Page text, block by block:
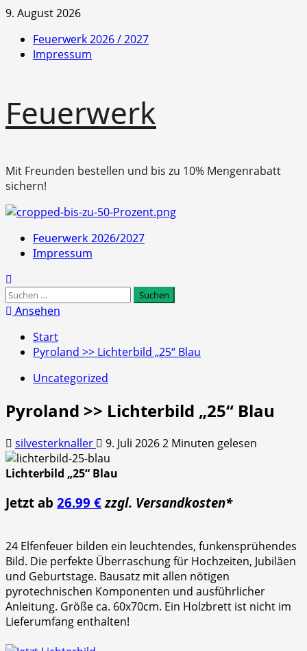
Zum
springen
9. August 2026
Feuerwerk 2026 / 2027
Impressum
Feuerwerk
Mit Freunden bestellen und bis zu 10% Mengenrabatt
sichern!
Primäres
Menü
Feuerwerk 2026/2027
Impressum
Suchen
nach:
Ansehen
Start
Pyroland >> Lichterbild „25“ Blau
Uncategorized
Pyroland >> Lichterbild „25“ Blau
silvesterknaller 9. Juli 20262 Minuten gelesen
Lichterbild „25“ Blau
Jetzt ab 26.99 € zzgl. Versandkosten*
24 Elfenfeuer bilden ein leuchtendes, funkensprühendes
Bild. Die perfekte Überraschung für Hochzeiten, Jubiläen
und Geburtstage. Bausatz mit allen nötigen
pyrotechnischen Komponenten und ausführlicher
Anleitung. Größe ca. 60x70cm. Ein Holzbrett ist nicht im
Lieferumfang enthalten!